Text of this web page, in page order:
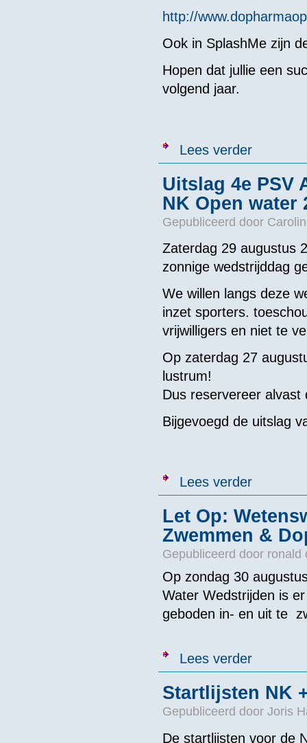
http://
Ook in SplashMe zijn
Hopen dat jullie een
volgend jaar.
Lees verderover
Uitslag 4e PSV
NK Open water
Gepubliceerd door
Zaterdag 29 augustus
zonnige wedstrijddag
We willen langs deze
inzet sporters.
vrijwilligers en niet te
Op zaterdag 27
lustrum!
Dus reservereer alvast
Bijgevoegd de uitslag
Lees verderover Uitslag
Let Op:
Zwemmen &
Gepubliceerd door ronald
Op zondag 30
Water Wedstrijden is
geboden in- en uit te
Lees verderover Let Op:
Startlijsten NK
Gepubliceerd door Joris
De startlijsten voor de